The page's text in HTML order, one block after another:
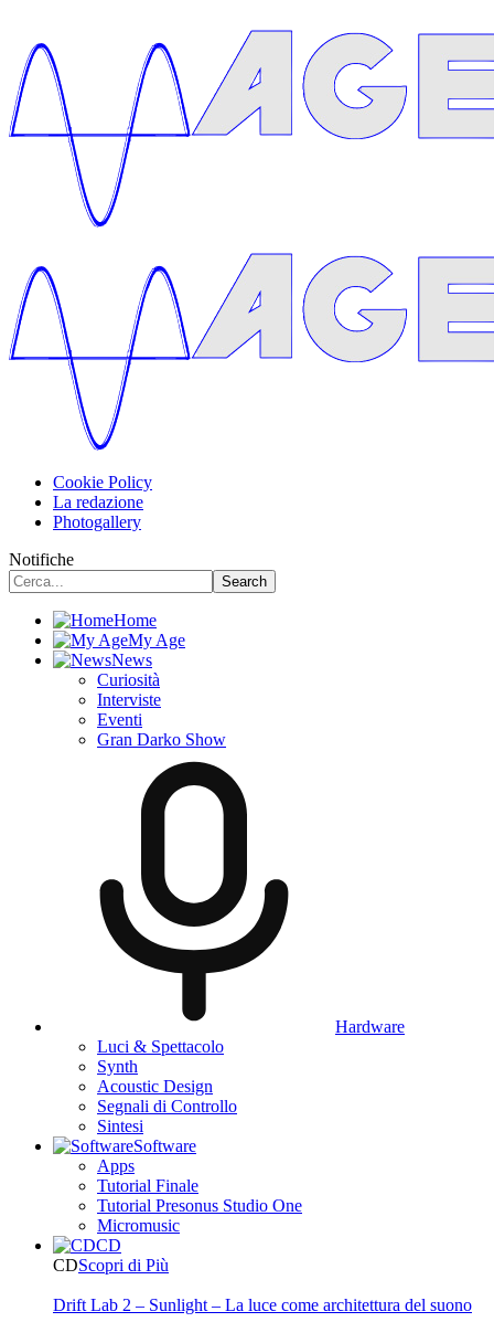
Cookie Policy
La redazione
Photogallery
Notifiche
Home
My Age
News
Curiosità
Interviste
Eventi
Gran Darko Show
Hardware
Luci & Spettacolo
Synth
Acoustic Design
Segnali di Controllo
Sintesi
Software
Apps
Tutorial Finale
Tutorial Presonus Studio One
Micromusic
CD
CDScopri di Più
Drift Lab 2 – Sunlight – La luce come architettura del suono